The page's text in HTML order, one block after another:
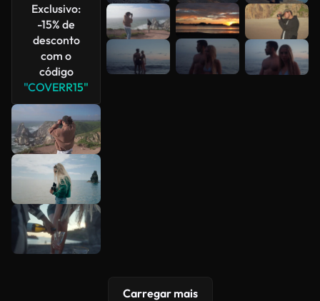
Exclusivo:
-15% de
desconto
com o
código
"COVERR15"
Carregar mais